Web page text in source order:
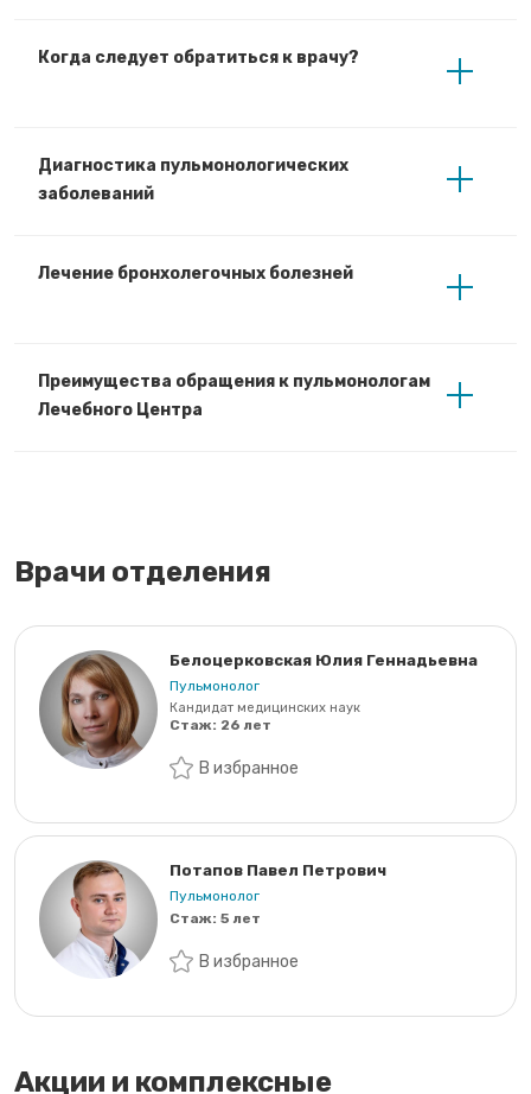
Когда следует обратиться к врачу?
Диагностика пульмонологических
заболеваний
Лечение бронхолегочных болезней
Преимущества обращения к пульмонологам
Лечебного Центра
Врачи отделения
Белоцерковская Юлия Геннадьевна
Пульмонолог
Кандидат медицинских наук
Стаж: 26 лет
В избранное
Потапов Павел Петрович
Пульмонолог
Стаж: 5 лет
В избранное
Акции и комплексные